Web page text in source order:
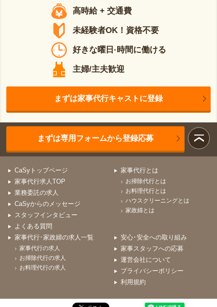
高時給 + 交通費
未経験者OK！資格不要
好きな曜日·時間に働ける
主婦/主夫歓迎
まずは家事代行キャストに登録
まずは専用フォームから登録応募
CaSyトップページ
家事代行求人TOP
業務委託の求人
CaSyからのメッセージ
スタッフインタビュー
よくある質問
家事代行とは
お掃除代行とは
お料理代行とは
ハウスクリーニングとは
家政婦とは
家事代行･家政婦の求人一覧
家事代行の求人
お掃除代行の求人
お料理代行の求人
安心･安全への取り組み
家事スタッフへの応募
運営会社について
プライバシーポリシー
利用規約